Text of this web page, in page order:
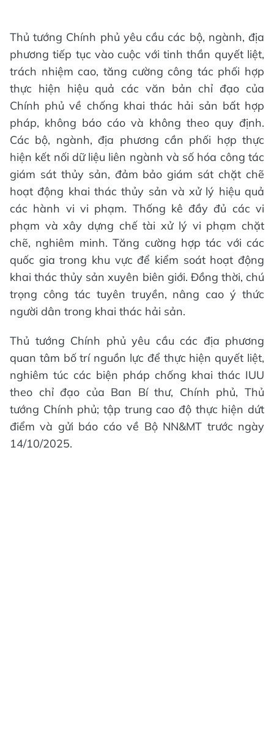
Thủ tướng Chính phủ yêu cầu các bộ, ngành, địa
phương tiếp tục vào cuộc với tinh thần quyết liệt,
trách nhiệm cao, tăng cường công tác phối hợp
thực hiện hiệu quả các văn bản chỉ đạo của
Chính phủ về chống khai thác hải sản bất hợp
pháp, không báo cáo và không theo quy định.
Các bộ, ngành, địa phương cần phối hợp thực
hiện kết nối dữ liệu liên ngành và số hóa công tác
giám sát thủy sản, đảm bảo giám sát chặt chẽ
hoạt động khai thác thủy sản và xử lý hiệu quả
các hành vi vi phạm. Thống kê đầy đủ các vi
phạm và xây dựng chế tài xử lý vi phạm chặt
chẽ, nghiêm minh. Tăng cường hợp tác với các
quốc gia trong khu vực để kiểm soát hoạt động
khai thác thủy sản xuyên biên giới. Đồng thời, chú
trọng công tác tuyên truyền, nâng cao ý thức
người dân trong khai thác hải sản.
Thủ tướng Chính phủ yêu cầu các địa phương
quan tâm bố trí nguồn lực để thực hiện quyết liệt,
nghiêm túc các biện pháp chống khai thác IUU
theo chỉ đạo của Ban Bí thư, Chính phủ, Thủ
tướng Chính phủ; tập trung cao độ thực hiện dứt
điểm và gửi báo cáo về Bộ NN&MT trước ngày
14/10/2025.